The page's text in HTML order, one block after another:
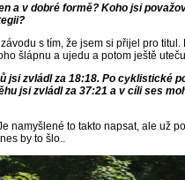
a v dobré formě? Koho jsi
s tím, že jsem si přijel pro
šlápnu a ujedu a potom ještě
jsi zvládl za 18:18. Po cyklistické
jsi zvládl za 37:21 a v cíli ses
namyšlené to takto napsat, ale už
by to šlo..